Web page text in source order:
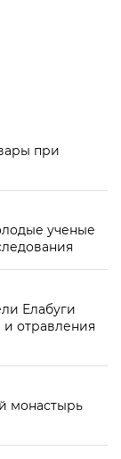
при
ученые
Елабуги
отравления
монастырь